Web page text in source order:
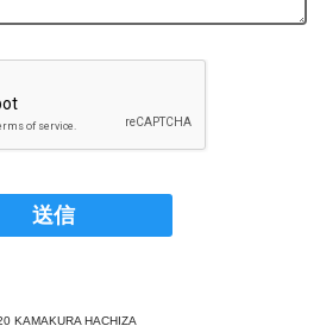
KAMAKURA HACHIZA